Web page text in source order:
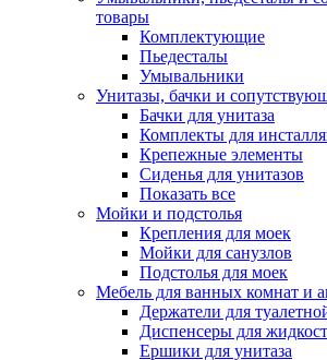
товары
Комплектующие
Пьедесталы
Умывальники
Унитазы, бачки и
Бачки для унитаза
Комплекты для
Крепежные элементы
Сиденья для унитазов
Показать все
Мойки и подстолья
Крепления для моек
Мойки для санузлов
Подстолья для моек
Мебель для ванных комнат и
Держатели для
Диспенсеры для
Ершики для унитаза